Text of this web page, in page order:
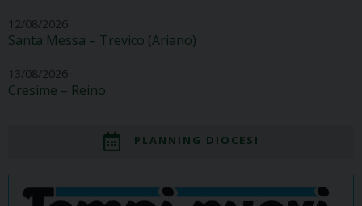
12/08/2026
Santa Messa – Trevico (Ariano)
13/08/2026
Cresime – Reino
PLANNING DIOCESI